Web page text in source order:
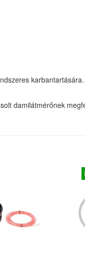
damilátmérőnek